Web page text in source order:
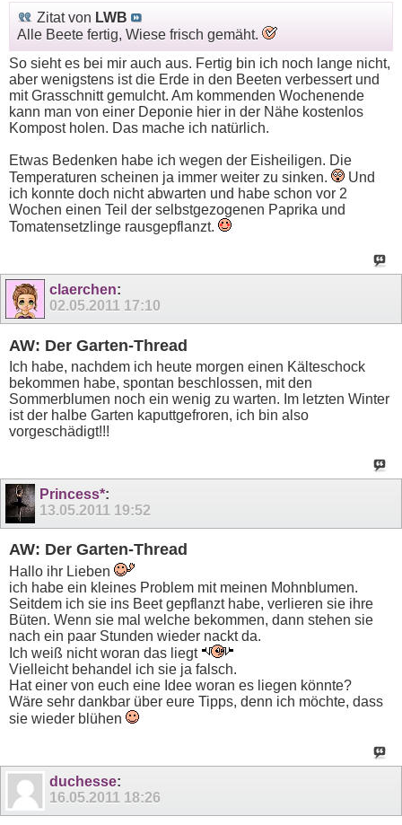
Zitat von LWB
Alle Beete fertig, Wiese frisch gemäht.
So sieht es bei mir auch aus. Fertig bin ich noch lange nicht,
aber wenigstens ist die Erde in den Beeten verbessert und
mit Grasschnitt gemulcht. Am kommenden Wochenende
kann man von einer Deponie hier in der Nähe kostenlos
Kompost holen. Das mache ich natürlich.
Etwas Bedenken habe ich wegen der Eisheiligen. Die
Temperaturen scheinen ja immer weiter zu sinken.
Und
ich konnte doch nicht abwarten und habe schon vor 2
Wochen einen Teil der selbstgezogenen Paprika und
Tomatensetzlinge rausgepflanzt.
claerchen:
02.05.2011 17:10
AW: Der Garten-Thread
Ich habe, nachdem ich heute morgen einen Kälteschock
bekommen habe, spontan beschlossen, mit den
Sommerblumen noch ein wenig zu warten. Im letzten Winter
ist der halbe Garten kaputtgefroren, ich bin also
vorgeschädigt!!!
Princess*:
13.05.2011 19:52
AW: Der Garten-Thread
Hallo ihr Lieben
ich habe ein kleines Problem mit meinen Mohnblumen.
Seitdem ich sie ins Beet gepflanzt habe, verlieren sie ihre
Büten. Wenn sie mal welche bekommen, dann stehen sie
nach ein paar Stunden wieder nackt da.
Ich weiß nicht woran das liegt
Vielleicht behandel ich sie ja falsch.
Hat einer von euch eine Idee woran es liegen könnte?
Wäre sehr dankbar über eure Tipps, denn ich möchte, dass
sie wieder blühen
duchesse:
16.05.2011 18:26